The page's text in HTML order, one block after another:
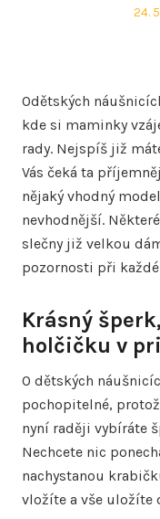
24.
Odětských
kde si maminky
rady. Nejspíš již
Vás čeká ta
nějaký vhodný
nevhodnější.
slečny již velkou
pozornosti při
Krásný
holčičku v
O dětských
pochopitelné,
nyní raději vybíráte
Nechcete nic
nachystanou
vložíte a vše uložíte